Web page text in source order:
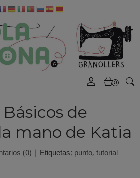
0
de
mano de Katia
(0) | Etiquetas: punto,tutorial